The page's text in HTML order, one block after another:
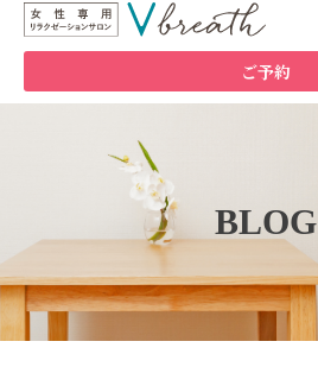
ご予約
BLOG